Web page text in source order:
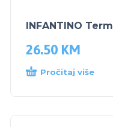
INFANTINO
26.50 KM
Pročitaj više